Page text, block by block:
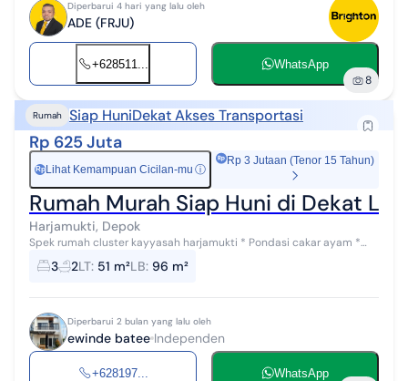
Diperbarui 4 hari yang lalu oleh
ADE (FRJU)
+628511... WhatsApp
8
Rumah Siap HuniDekat Akses Transportasi
Rp 625 Juta
Rp Lihat Kemampuan Cicilan-mu ⓘ
Rp 3 Jutaan (Tenor 15 Tahun)
Rumah Murah Siap Huni di Dekat
Harjamukti, Depok
Spek rumah cluster kayyasah harjamukti * Pondasi cakar ayam *
lantai granit * tembok bata habel * air sumur * Pintu ,kusen,dan
jendela almunium *...
3 2LT: 51 m²LB: 96 m²
Diperbarui 2 bulan yang lalu oleh
ewinde batee Independen
+628197... WhatsApp